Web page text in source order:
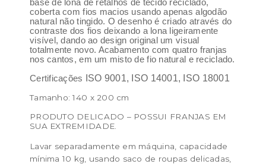
base de lona de retalhos de tecido reciclado,
coberta com fios macios usando apenas algodão
natural não tingido. O desenho é criado através do
contraste dos fios deixando a lona ligeiramente
visível, dando ao design original um visual
totalmente novo. Acabamento com quatro franjas
nos cantos, em um misto de fio natural e reciclado.
Certificações
ISO 9001, ISO 14001, ISO 18001
Tamanho: 140 x 200 cm
PRODUTO DELICADO – POSSUI FRANJAS EM
SUA EXTREMIDADE.
Lavar separadamente em máquina, capacidade
mínima 10 kg, usando saco de roupas delicadas,